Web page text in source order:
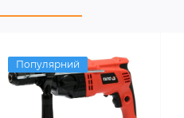
Популярний